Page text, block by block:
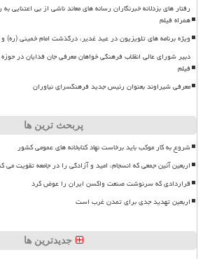
رفتار های بزدلانه خبرنگاران رسانه های معاند ناشی از بی اعتنایی
همراه فیلم
ویژه برنامه های تلویزیون در عید غدیر، درگذشت امام خمینی (ره) و قیام ۱۵
دبیر شورای عالی انقلاب فرهنگی خواهان معرفی جان فدایان در
فیلم
معرفی شیراوند بعنوان رئیس جدید فرهنگسرای نیاوران
پربحث ترین ها
شروع به کار موکب باید برخاست نهاد کتابخانه های عمومی کشور
اربعین آئین جمعی که انسجام، امید و آزادگی را در جامعه تقویت می
قراردادی که سرنوشت صنعت واکسن ایران را عوض کرد
اربعین تهدید جدی برای تمدن غرب است
جدیدترین ها